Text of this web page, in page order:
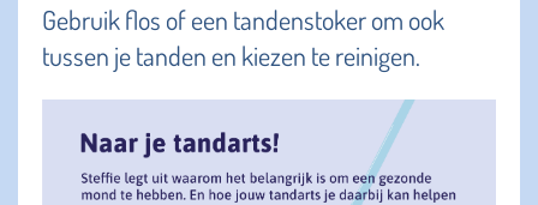
Gebruik flos of een tandenstoker om ook
tussen je tanden en kiezen te reinigen.